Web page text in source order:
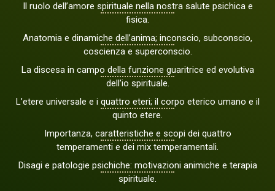
Il ruolo dell’amore spirituale nella nostra salute psichica e
fisica.
Anatomia e dinamiche dell’anima; inconscio, subconscio,
coscienza e superconscio.
La discesa in campo della funzione guaritrice ed evolutiva
dell’io spirituale.
L’etere universale e i quattro eteri; il corpo eterico umano e il
quinto etere.
Importanza, caratteristiche e scopi dei quattro
temperamenti e dei mix temperamentali.
Disagi e patologie psichiche: motivazioni animiche e terapia
spirituale.